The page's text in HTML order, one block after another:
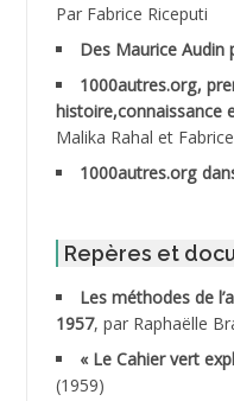
ABDESSELAMI Kouider
ABDESSLEM Ahmed
ABDOUDOU
ABID Mohamed
ABNOUN Salah
ACHACHE M.*
Par Fabrice Riceputi
Des Maurice Audin
1000autres.org,
histoire,connaissance
Malika Rahal et
1000autres.org
Repères et
Les méthodes de
1957, par Raphaëlle
« Le Cahier vert
(1959)